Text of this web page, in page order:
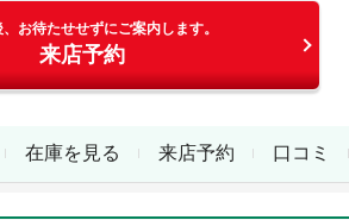
お待たせせずにご案内します。
来店予約
在庫を見る 来店予約 口コミ